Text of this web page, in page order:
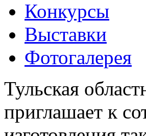
Конкурсы
Выставки
Фотогалерея
Тульская
приглашает к